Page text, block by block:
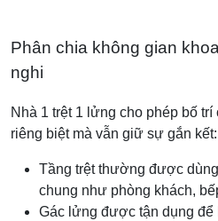
Phân chia không gian
nghi
Nhà 1 trệt 1 lửng cho phép bố
riêng biệt mà vẫn giữ sự gắn kết:
Tầng trệt thường được
chung như phòng khách,
Gác lửng được tận dụng để